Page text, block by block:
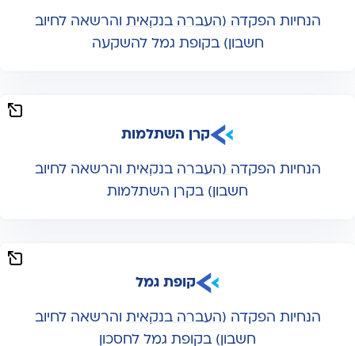
הנחיות הפקדה (העברה בנקאית והרשאה לחיוב
חשבון) בקופת גמל להשקעה
קרן השתלמות
הנחיות הפקדה (העברה בנקאית והרשאה לחיוב
חשבון) בקרן השתלמות
קופת גמל
הנחיות הפקדה (העברה בנקאית והרשאה לחיוב
חשבון) בקופת גמל לחסכון